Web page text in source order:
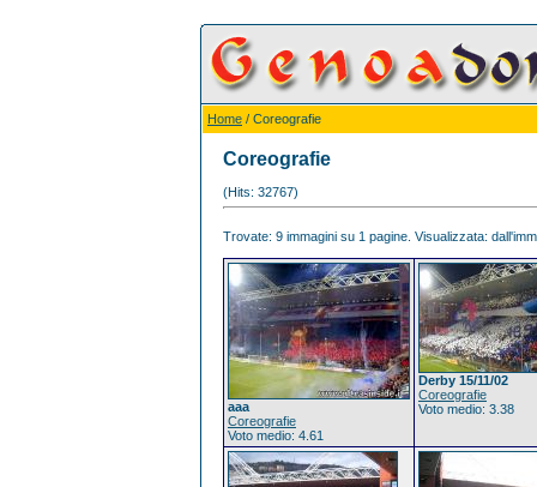
Home / Coreografie
Coreografie
(Hits: 32767)
Trovate: 9 immagini su 1 pagine. Visualizzata:
aaa
Coreografie
Voto medio: 4.61
Derby 15/11/02
Coreografie
Voto medio: 3.38